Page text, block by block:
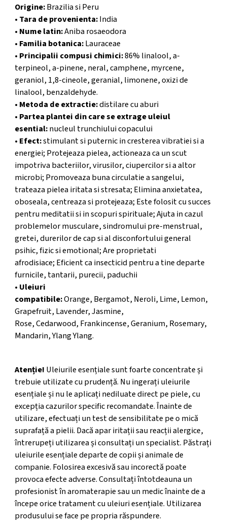
Origine:Brazilia si Peru
• Tara de provenienta:India
• Nume latin:Aniba rosaeodora
• Familia botanica:Lauraceae
• Principalii compusi chimici:86% linalool, a-
terpineol, a-pinene, neral, camphene, myrcene,
geraniol, 1,8-cineole, geranial, limonene, oxizi de
linalool, benzaldehyde.
• Metoda de extractie:distilare cu aburi
• Partea plantei din care se extrage uleiul
esential:nucleul trunchiului copacului
• Efect:stimulant si puternic in cresterea vibratiei si a
energiei; Protejeaza pielea, actioneaza ca un scut
impotriva bacteriilor, virusilor, ciupercilor si a altor
microbi; Promoveaza buna circulatie a sangelui,
trateaza pielea iritata si stresata; Elimina anxietatea,
oboseala, centreaza si protejeaza; Este folosit cu succes
pentru meditatii si in scopuri spirituale; Ajuta in cazul
problemelor musculare, sindromului pre-menstrual,
gretei, durerilor de cap si al disconfortului general
psihic, fizic si emotional; Are proprietati
afrodisiace; Eficient ca insecticid pentru a tine departe
furnicile, tantarii, purecii, paduchii
• Uleiuri
compatibile:Orange, Bergamot, Neroli, Lime, Lemon,
Grapefruit, Lavender, Jasmine,
Rose, Cedarwood, Frankincense, Geranium, Rosemary,
Mandarin, Ylang Ylang.
Atenție! Uleiurile esențiale sunt foarte concentrate și
trebuie utilizate cu prudență. Nu ingerați uleiurile
esențiale și nu le aplicați nediluate direct pe piele, cu
excepția cazurilor specific recomandate. Înainte de
utilizare, efectuați un test de sensibilitate pe o mică
suprafață a pielii. Dacă apar iritații sau reacții alergice,
întrerupeți utilizarea și consultați un specialist. Păstrați
uleiurile esențiale departe de copii și animale de
companie. Folosirea excesivă sau incorectă poate
provoca efecte adverse. Consultați întotdeauna un
profesionist în aromaterapie sau un medic înainte de a
începe orice tratament cu uleiuri esențiale. Utilizarea
produsului se face pe propria răspundere.